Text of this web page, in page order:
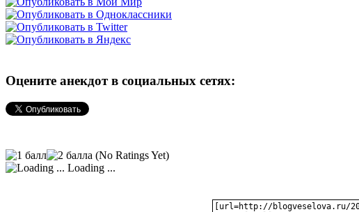
Оцените анекдот в социальных сетях:
(No Ratings Yet)
Loading ...